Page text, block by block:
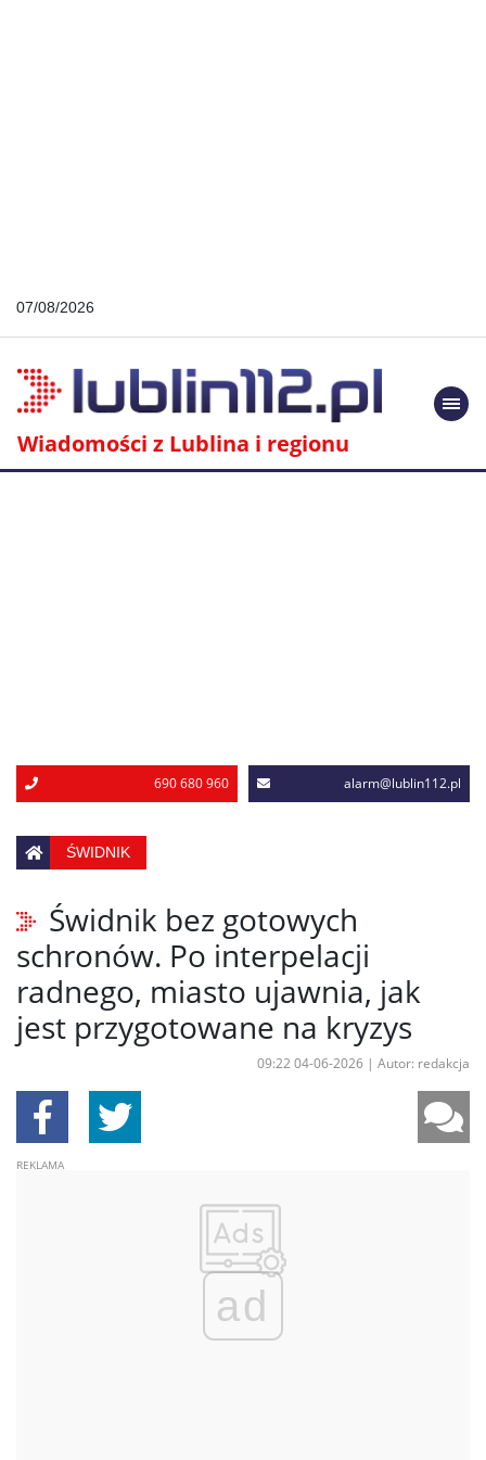
07/08/2026
Wiadomości z Lublina i regionu
690 680 960 alarm@lublin112.pl
ŚWIDNIK
Świdnik bez gotowych
schronów. Po interpelacji
radnego, miasto ujawnia, jak
jest przygotowane na kryzys
09:22 04-06-2026 | Autor: redakcja
ad